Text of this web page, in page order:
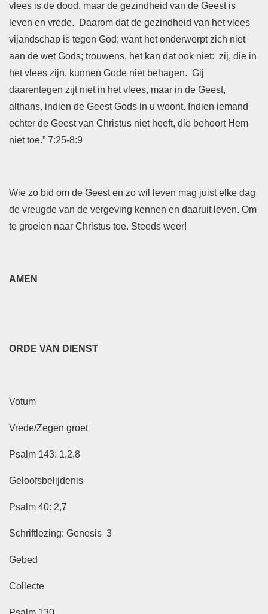
vlees is de dood, maar de gezindheid van de Geest is
leven en vrede. Daarom dat de gezindheid van het vlees
vijandschap is tegen God; want het onderwerpt zich niet
aan de wet Gods; trouwens, het kan dat ook niet: zij, die in
het vlees zijn, kunnen Gode niet behagen. Gij
daarentegen zijt niet in het vlees, maar in de Geest,
althans, indien de Geest Gods in u woont. Indien iemand
echter de Geest van Christus niet heeft, die behoort Hem
niet toe.” 7:25-8:9
Wie zo bid om de Geest en zo wil leven mag juist elke dag
de vreugde van de vergeving kennen en daaruit leven. Om
te groeien naar Christus toe. Steeds weer!
AMEN
ORDE VAN DIENST
Votum
Vrede/Zegen groet
Psalm 143: 1,2,8
Geloofsbelijdenis
Psalm 40: 2,7
Schriftlezing: Genesis 3
Gebed
Collecte